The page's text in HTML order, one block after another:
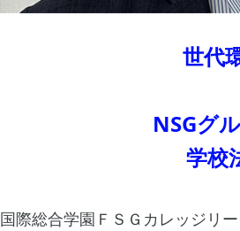
世代
NSGグ
学校
国際総合学園ＦＳＧカレッジリ